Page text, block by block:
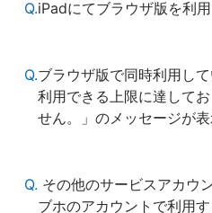
Q.iPadにてブラウザ版を利
Q.ブラウザ版で同時利用し
利用できる上限に達して
せん。」のメッセージが表
Q. その他のサービスアカウ
ブホのアカウントで利用